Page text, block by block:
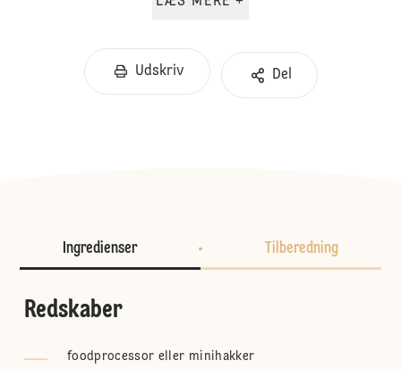
Udskriv Del
Ingredienser Tilberedning
Redskaber
foodprocessor eller minihakker